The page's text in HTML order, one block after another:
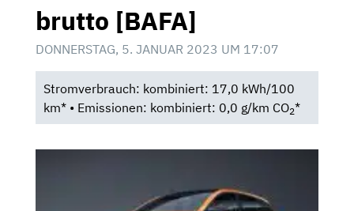
brutto [BAFA]
DONNERSTAG, 5. JANUAR 2023 UM 17:07
Stromverbrauch: kombiniert: 17,0 kWh/100
km* • Emissionen: kombiniert: 0,0 g/km CO2*